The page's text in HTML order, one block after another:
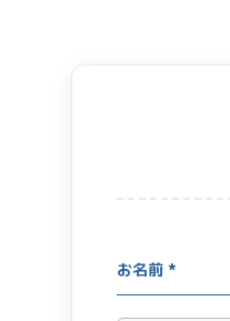
お名前 *